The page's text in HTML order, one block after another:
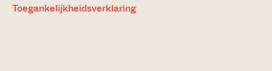
Toegankelijkheidsverklaring